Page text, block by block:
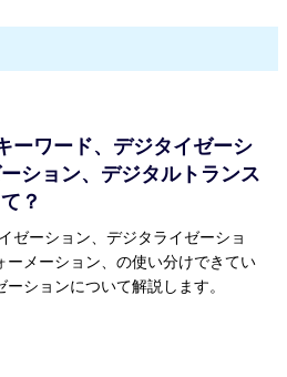
ーワード、デジタイゼーシ
ション、デジタルトランス
？
ゼーション、デジタライゼーショ
ーメーション、の使い分けできてい
ションについて解説します。